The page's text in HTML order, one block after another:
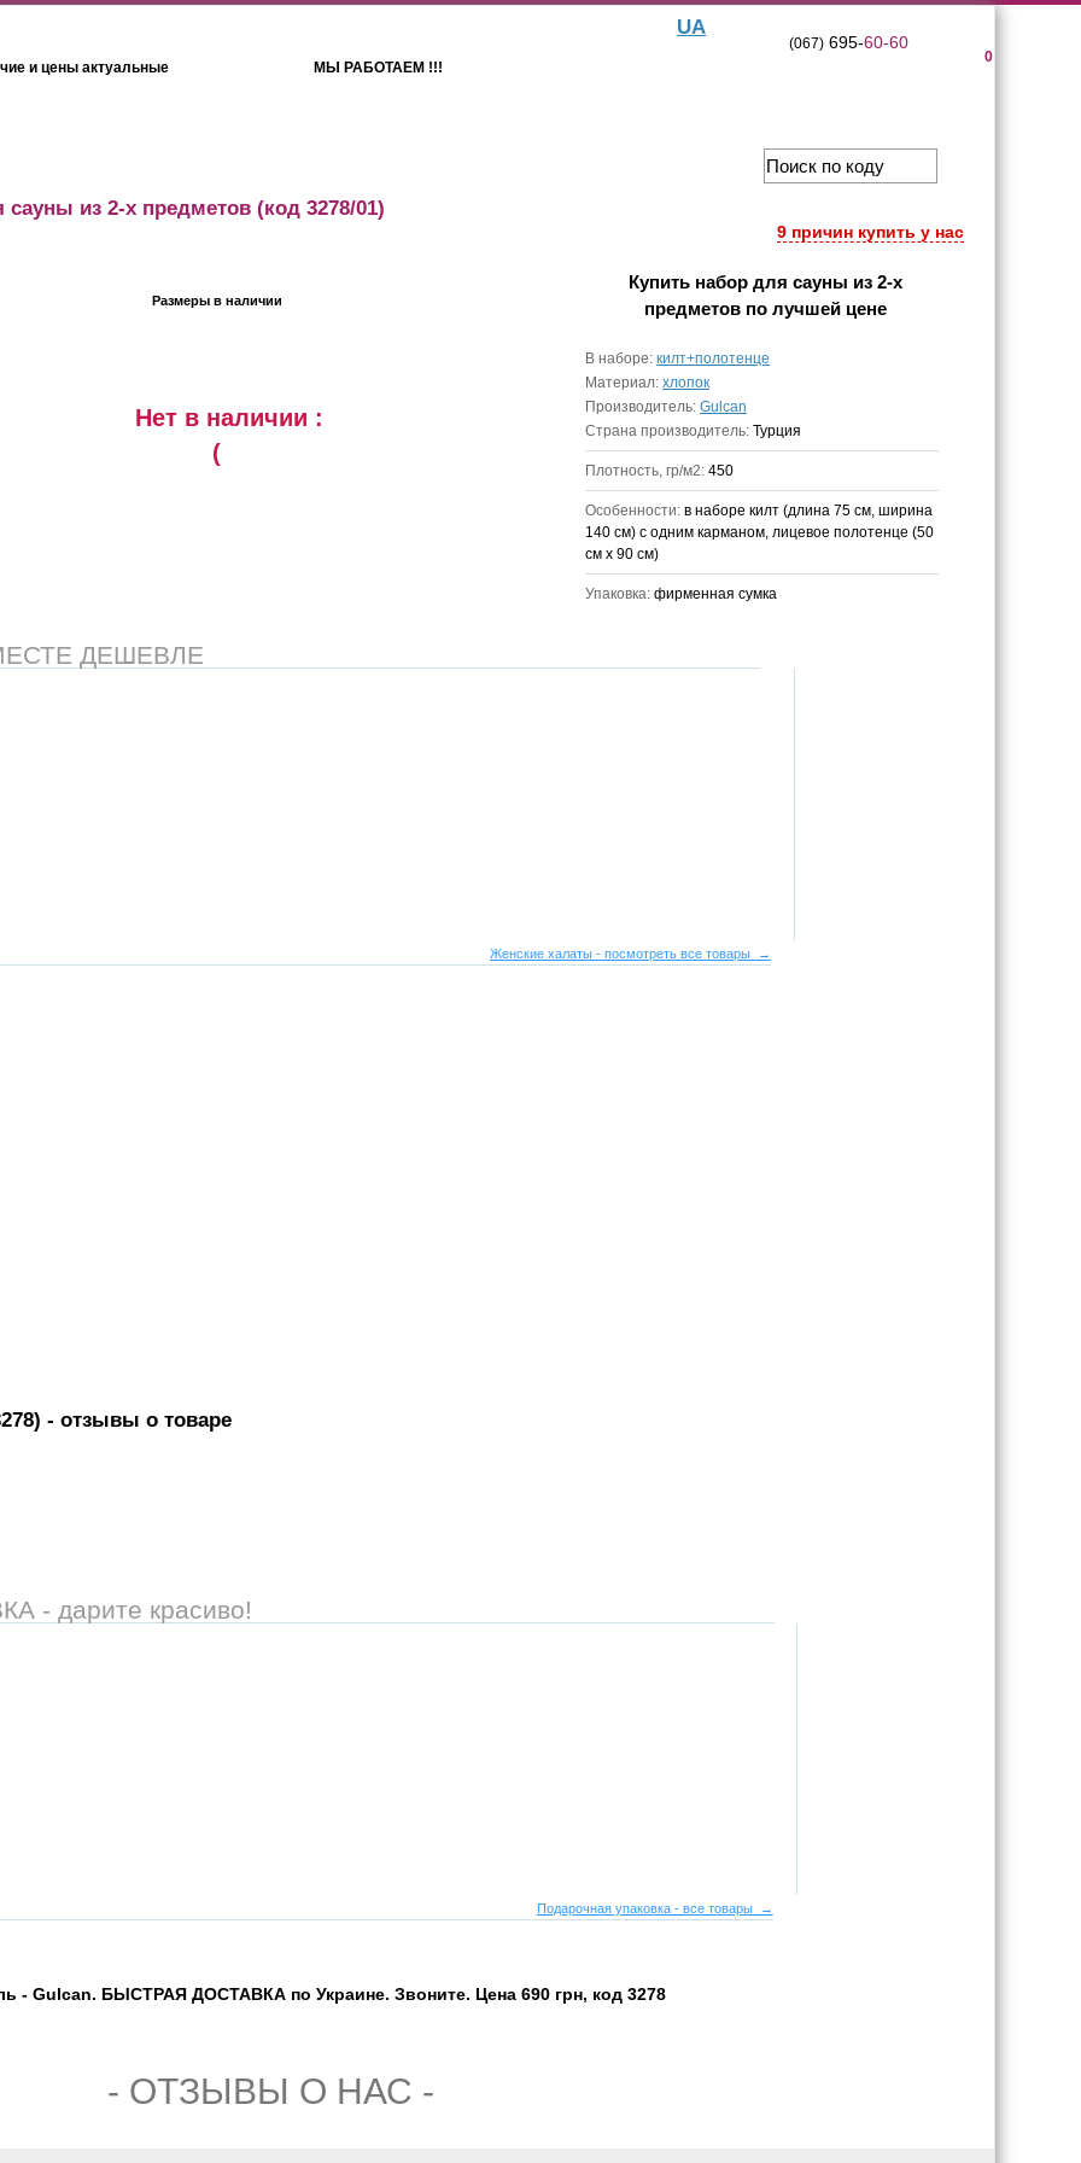
и цены актуальные МЫ РАБОТАЕМ !!!
UA
0
(067)695-60-60
9 причин купить у нас
сауны из 2-х предметов (код 3278/01)
Размеры в наличии
Нет в наличии :
(
Купить набор для сауны из 2-х
предметовпо лучшей цене
В наборе: килт+полотенце
Материал: хлопок
Производитель: Gulcan
Страна производитель: Турция
Плотность, гр/м2: 450
Особенности: в наборе килт (длина 75 см, ширина
140 см) с одним карманом, лицевое полотенце (50
см х 90 см)
Упаковка: фирменная сумка
ДЕШЕВЛЕ
Женские халаты - посмотреть все товары →
- отзывы о товаре
- дарите красиво!
Подарочная упаковка - все товары →
- Gulcan. БЫСТРАЯ ДОСТАВКА по Украине. Звоните. Цена 690 грн, код 3278
- ОТЗЫВЫ О НАС -